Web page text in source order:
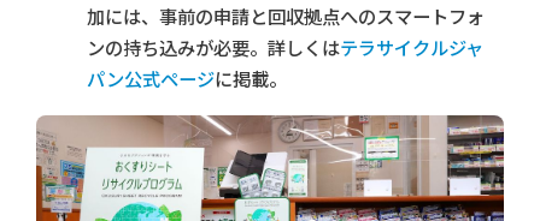
加には、事前の申請と回収拠点へのスマートフォ
ンの持ち込みが必要。詳しくはテラサイクルジャ
パン公式ページに掲載。